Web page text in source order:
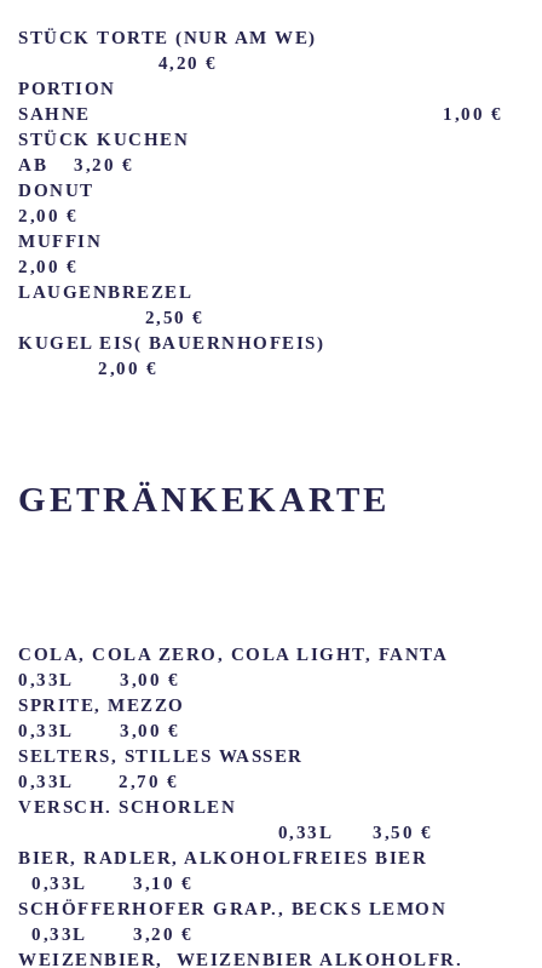
STÜCK TORTE (NUR AM WE)
4,20 €
PORTION
SAHNE 1,00 €
STÜCK KUCHEN
AB 3,20 €
DONUT
2,00 €
MUFFIN
2,00 €
LAUGENBREZEL
2,50 €
KUGEL EIS( BAUERNHOFEIS)
2,00 €
GETRÄNKEKARTE
COLA, COLA ZERO, COLA LIGHT, FANTA
0,33L 3,00 €
SPRITE, MEZZO
0,33L 3,00 €
SELTERS, STILLES WASSER
0,33L 2,70 €
VERSCH. SCHORLEN
0,33L 3,50 €
BIER, RADLER, ALKOHOLFREIES BIER
0,33L 3,10 €
SCHÖFFERHOFER GRAP., BECKS LEMON
0,33L 3,20 €
WEIZENBIER, WEIZENBIER ALKOHOLFR.